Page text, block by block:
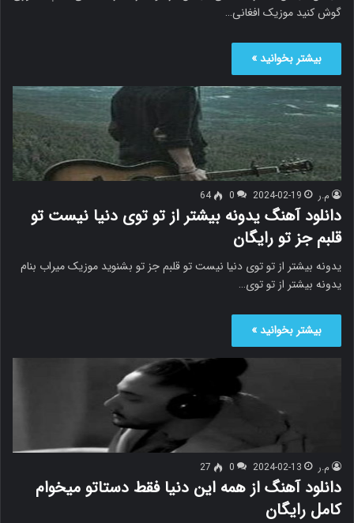
گوش کنید موزیک افغانی…
بیشتر بخوانید »
م.ر 2024-02-19
0
64
دانلود آهنگ یدونه بیشتر از تو توی دنیا نیست تو
قلبم جز تو رایگان
یدونه بیشتر از تو توی دنیا نیست تو قلبم جز تو بشنوید موزیک میراب بنام
یدونه بیشتر از تو توی…
بیشتر بخوانید »
م.ر 2024-02-13
0
27
دانلود آهنگ از همه این دنیا فقط دستاتو میخوام
کامل رایگان